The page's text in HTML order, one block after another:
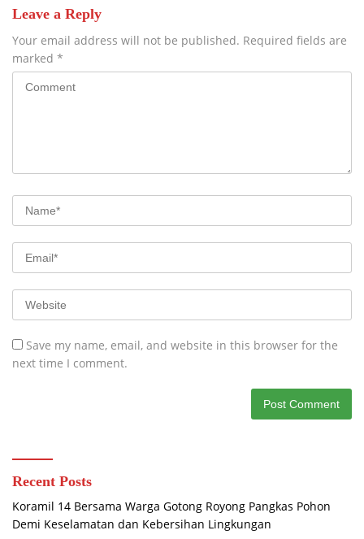
Leave a Reply
Your email address will not be published. Required fields are
marked *
Save my name, email, and website in this browser for the
next time I comment.
Recent Posts
Koramil 14 Bersama Warga Gotong Royong Pangkas Pohon
Demi Keselamatan dan Kebersihan Lingkungan